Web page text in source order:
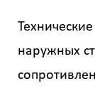
наружных